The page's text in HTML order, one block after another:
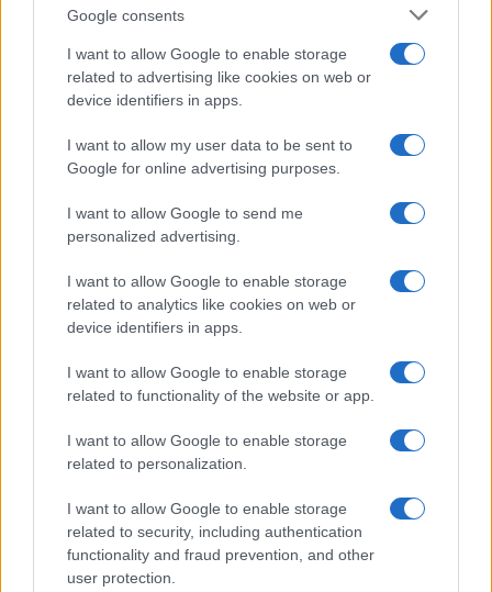
Google consents
I want to allow Google to enable storage
related to advertising like cookies on web or
device identifiers in apps.
I want to allow my user data to be sent to
Google for online advertising purposes.
I want to allow Google to send me
personalized advertising.
I want to allow Google to enable storage
related to analytics like cookies on web or
device identifiers in apps.
I want to allow Google to enable storage
related to functionality of the website or app.
I want to allow Google to enable storage
related to personalization.
I want to allow Google to enable storage
related to security, including authentication
functionality and fraud prevention, and other
user protection.
Guida step-by-step per un’immagine pubblica
Camilla Fiore · 9 Ago 2026
Scopri Noto: guida alla città barocca più elegante della
Matteo Pellegrino · 9 Ago 2026